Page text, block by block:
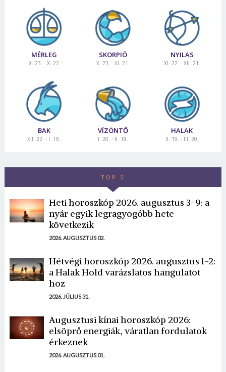
MÉRLEG
IX. 23. - X. 22.
SKORPIÓ
X. 23. - XI. 21.
NYILAS
XI. 22. - XII. 21.
BAK
XII. 22. - I. 19.
VÍZÖNTŐ
I. 20. - II. 18.
HALAK
II. 19. - III. 20.
TOP 5
Heti horoszkóp 2026. augusztus 3-9: a
nyár egyik legragyogóbb hete
következik
2026. AUGUSZTUS 02.
Hétvégi horoszkóp 2026. augusztus 1-2:
a Halak Hold varázslatos hangulatot
hoz
2026. JÚLIUS 31.
Augusztusi kínai horoszkóp 2026:
elsöprő energiák, váratlan fordulatok
érkeznek
2026. AUGUSZTUS 01.